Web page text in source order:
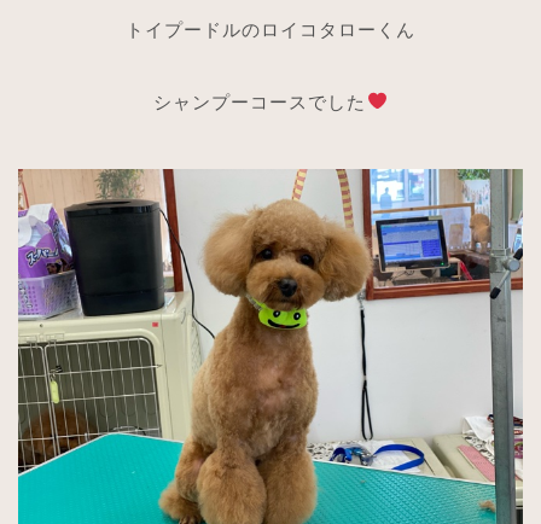
トイプードルのロイコタローくん
シャンプーコースでした